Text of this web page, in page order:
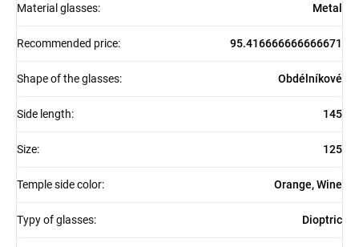
Material glasses: Metal
Recommended price: 95.416666666666671
Shape of the glasses: Obdélníkové
Side length: 145
Size: 125
Temple side color: Orange, Wine
Typy of glasses: Dioptric